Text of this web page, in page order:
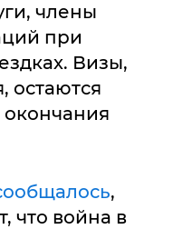
члены
при
Визы,
остаются
,
что война в